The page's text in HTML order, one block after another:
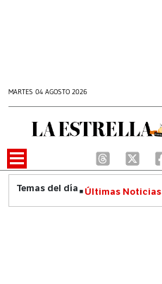
MARTES 04 AGOSTO 2026
Últimas Noticias